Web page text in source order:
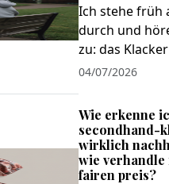
Ich stehe früh
durch und
zu: das
04/07/2026
Wie erkenne
secondhand-
wirklich
wie verhandle
fairen preis?